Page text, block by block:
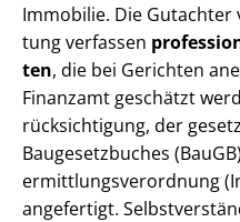
Immobilie. Die
tung verfassen
ten, die bei Gerichten
Finanzamt geschätzt
rück­sich­ti­gung, der
Baugesetzbuches
ermitt­lungs­ver­ord­nung
angefertigt.